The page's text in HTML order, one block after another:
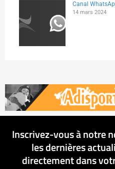
Canal
14 mars 2024
Inscrivez-vous à notre
les dernières
directement dans